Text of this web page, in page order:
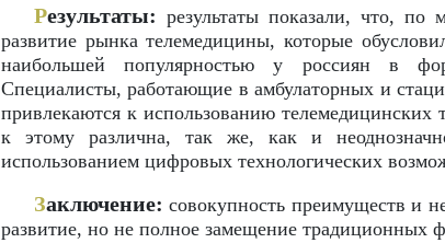
Результаты: результаты показали, что,
развитие рынка телемедицины, которые
наибольшей популярностью у россиян в
Специалисты, работающие в амбулаторных и
привлекаются к использованию телемедицинских
к этому различна, так же, как и
использованием цифровых технологических
Заключение: совокупность преимуществ и
развитие, но не полное замещение традиционных